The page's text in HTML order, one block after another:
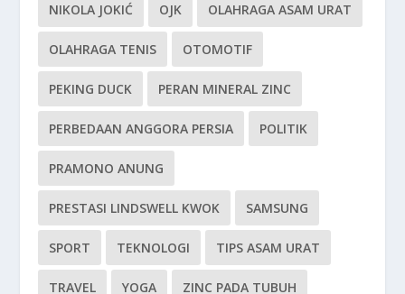
NIKOLA JOKIĆ OJK OLAHRAGA ASAM URAT
OLAHRAGA TENIS OTOMOTIF
PEKING DUCK PERAN MINERAL ZINC
PERBEDAAN ANGGORA PERSIA POLITIK
PRAMONO ANUNG
PRESTASI LINDSWELL KWOK SAMSUNG
SPORT TEKNOLOGI TIPS ASAM URAT
TRAVEL YOGA ZINC PADA TUBUH